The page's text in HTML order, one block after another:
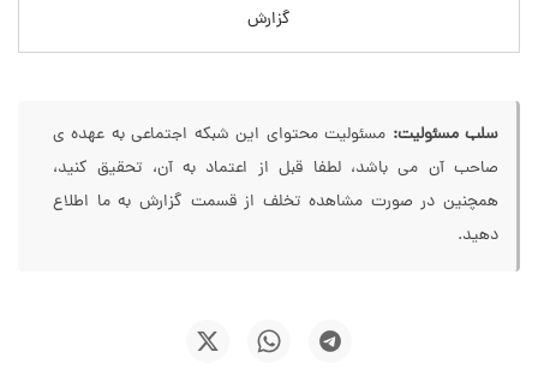
گزارش
سلب مسئولیت: مسئولیت محتوای این شبکه اجتماعی به عهده ی
صاحب آن می باشد، لطفا قبل از اعتماد به آن، تحقیق کنید،
همچنین در صورت مشاهده تخلف از قسمت گزارش به ما اطلاع
دهید.